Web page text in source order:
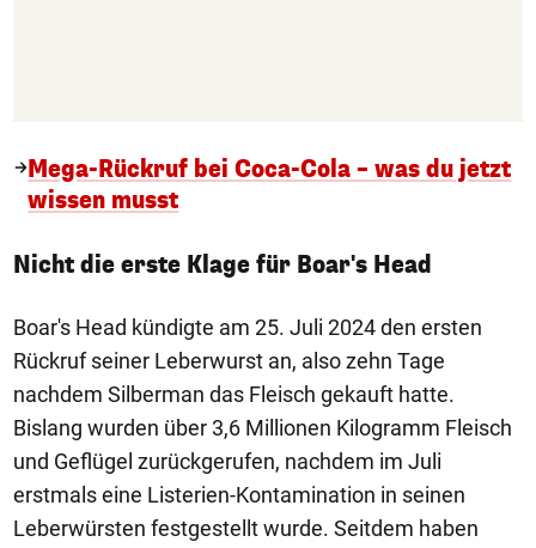
Mega-Rückruf bei Coca-Cola – was du jetzt
wissen musst
Nicht die erste Klage für Boar's Head
Boar's Head kündigte am 25. Juli 2024 den ersten
Rückruf seiner Leberwurst an, also zehn Tage
nachdem Silberman das Fleisch gekauft hatte.
Bislang wurden über 3,6 Millionen Kilogramm Fleisch
und Geflügel zurückgerufen, nachdem im Juli
erstmals eine Listerien-Kontamination in seinen
Leberwürsten festgestellt wurde. Seitdem haben